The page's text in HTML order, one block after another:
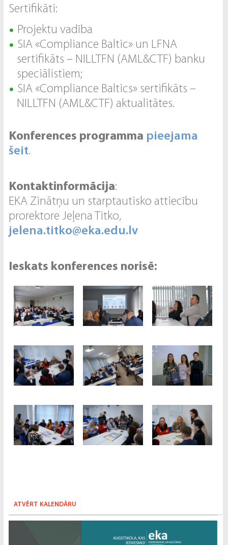
Sertifikāti:
Projektu vadība
SIA «Compliance Baltic» un LFNA
sertifikāts – NILLTFN (AML&CTF) banku
speciālistiem;
SIA «Compliance Baltics» sertifikāts –
NILLTFN (AML&CTF) aktualitātes.
Konferences programma pieejama
šeit.
Kontaktinformācija:
EKA Zinātņu un starptautisko attiecību
prorektore Jeļena Titko,
jelena.titko@eka.edu.lv
Ieskats konferences norisē:
ATVĒRT KALENDĀRU